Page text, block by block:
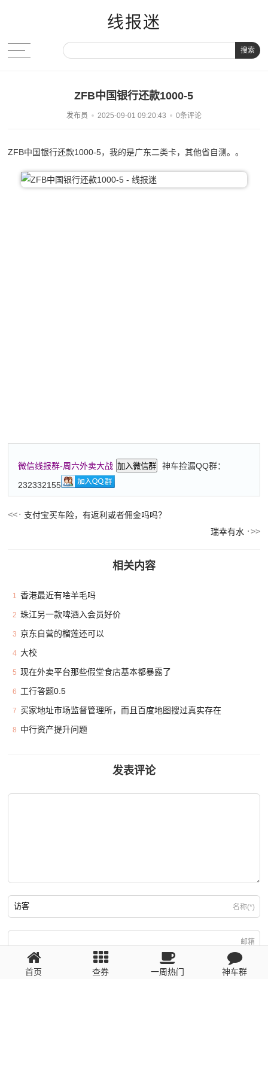
线报迷
搜索
ZFB中国银行还款1000-5
发布员 2025-09-01 09:20:43 0条评论
ZFB中国银行还款1000-5，我的是广东二类卡，其他省自测。。
微信线报群-周六外卖大战 加入微信群
神车捡漏QQ群：
232332155
支付宝买车险，有返利或者佣金吗吗？
瑞幸有水
相关内容
1 香港最近有啥羊毛吗
2 珠江另一款啤酒入会员好价
3 京东自营的榴莲还可以
4 大校
5 现在外卖平台那些假堂食店基本都暴露了
6 工行答题0.5
7 买家地址市场监督管理所，而且百度地图搜过真实存在
8 中行资产提升问题
发表评论
名称(*)
邮箱
回复需填写必要信息
首页 查券 一周热门 神车群